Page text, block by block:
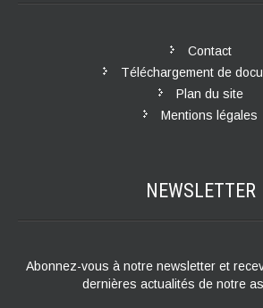
Contact
Téléchargement de
Plan du site
Mentions légales
NEWSLETTER
Abonnez-vous à notre newsletter et
dernières actualités de notre